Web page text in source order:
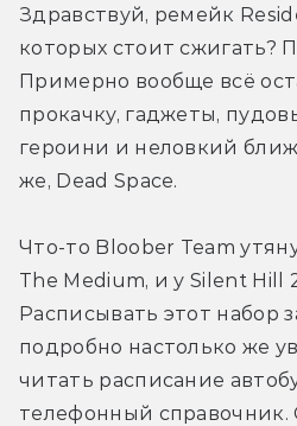
Здравствуй, ремейк
которых стоит сжигать?
Примерно вообще всё
прокачку, гаджеты,
героини и неловкий
же, Dead Space.
Что-то Bloober Team
The Medium, и у Silent Hill
Расписывать этот набор
подробно настолько же
читать расписание
телефонный справочник.